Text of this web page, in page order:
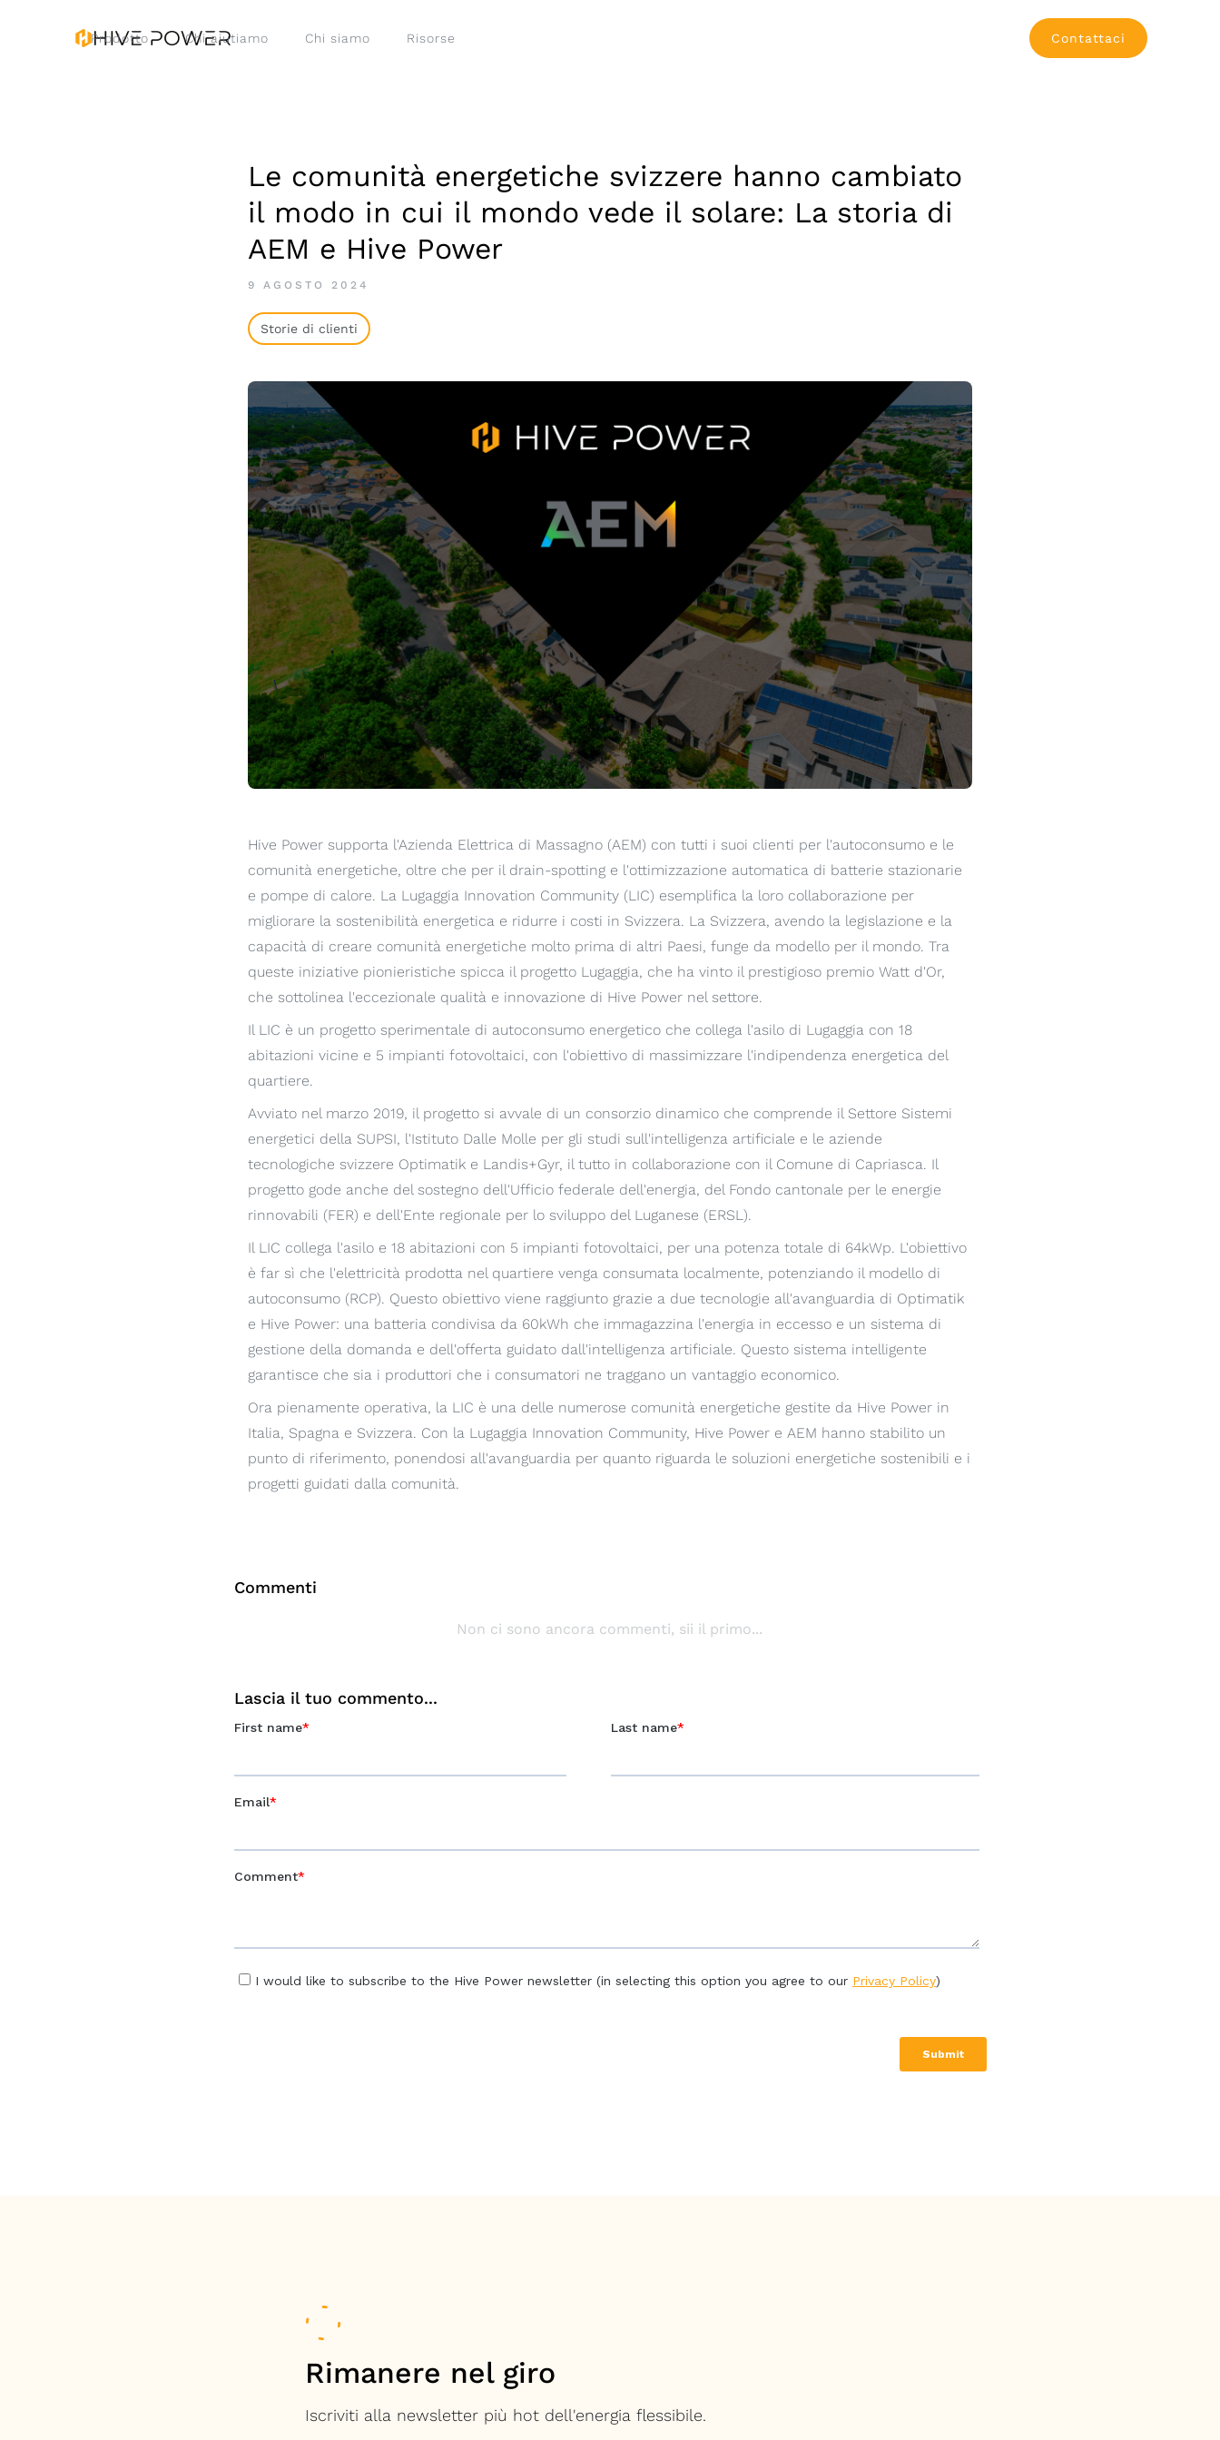
Contattaci
Prodotto Chi aiutiamo Chi siamo Risorse
Le comunità energetiche svizzere hanno cambiato
il modo in cui il mondo vede il solare: La storia di
AEM e Hive Power
9 AGOSTO 2024
Storie di clienti
Hive Power supporta l'Azienda Elettrica di Massagno (AEM) con tutti i suoi clienti per l'autoconsumo e le
comunità energetiche, oltre che per il drain-spotting e l'ottimizzazione automatica di batterie stazionarie
e pompe di calore. La Lugaggia Innovation Community (LIC) esemplifica la loro collaborazione per
migliorare la sostenibilità energetica e ridurre i costi in Svizzera. La Svizzera, avendo la legislazione e la
capacità di creare comunità energetiche molto prima di altri Paesi, funge da modello per il mondo. Tra
queste iniziative pionieristiche spicca il progetto Lugaggia, che ha vinto il prestigioso premio Watt d'Or,
che sottolinea l'eccezionale qualità e innovazione di Hive Power nel settore.
Il LIC è un progetto sperimentale di autoconsumo energetico che collega l'asilo di Lugaggia con 18
abitazioni vicine e 5 impianti fotovoltaici, con l'obiettivo di massimizzare l'indipendenza energetica del
quartiere.
Avviato nel marzo 2019, il progetto si avvale di un consorzio dinamico che comprende il Settore Sistemi
energetici della SUPSI, l'Istituto Dalle Molle per gli studi sull'intelligenza artificiale e le aziende
tecnologiche svizzere Optimatik e Landis+Gyr, il tutto in collaborazione con il Comune di Capriasca. Il
progetto gode anche del sostegno dell'Ufficio federale dell'energia, del Fondo cantonale per le energie
rinnovabili (FER) e dell'Ente regionale per lo sviluppo del Luganese (ERSL).
Il LIC collega l'asilo e 18 abitazioni con 5 impianti fotovoltaici, per una potenza totale di 64kWp. L'obiettivo
è far sì che l'elettricità prodotta nel quartiere venga consumata localmente, potenziando il modello di
autoconsumo (RCP). Questo obiettivo viene raggiunto grazie a due tecnologie all'avanguardia di Optimatik
e Hive Power: una batteria condivisa da 60kWh che immagazzina l'energia in eccesso e un sistema di
gestione della domanda e dell'offerta guidato dall'intelligenza artificiale. Questo sistema intelligente
garantisce che sia i produttori che i consumatori ne traggano un vantaggio economico.
Ora pienamente operativa, la LIC è una delle numerose comunità energetiche gestite da Hive Power in
Italia, Spagna e Svizzera. Con la Lugaggia Innovation Community, Hive Power e AEM hanno stabilito un
punto di riferimento, ponendosi all'avanguardia per quanto riguarda le soluzioni energetiche sostenibili e i
progetti guidati dalla comunità.
Commenti
Non ci sono ancora commenti, sii il primo...
Lascia il tuo commento...
Rimanere nel giro
Iscriviti alla newsletter più hot dell'energia flessibile.